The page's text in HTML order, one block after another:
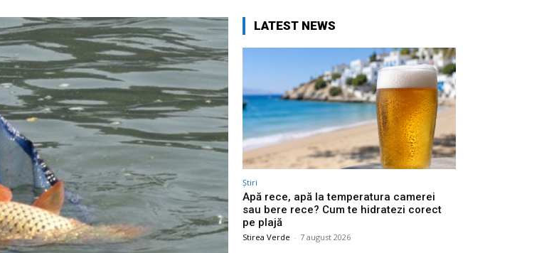
LATEST NEWS
Știri
Apă rece, apă la temperatura camerei
sau bere rece? Cum te hidratezi corect
pe plajă
Stirea Verde - 7 august 2026